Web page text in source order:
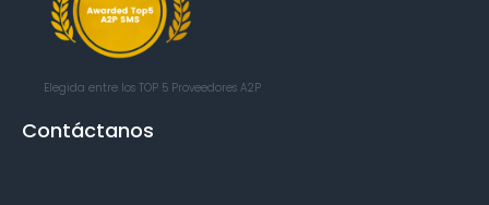
Elegida entre los TOP 5 Proveedores A2P
Contáctanos